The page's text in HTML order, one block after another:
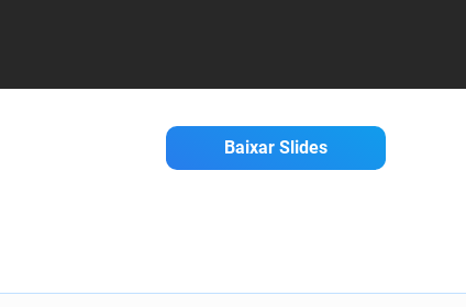
Baixar Slides